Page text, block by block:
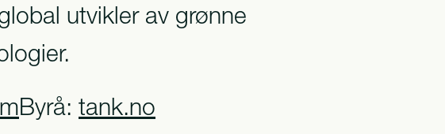
utvikler av grønne
Byrå: tank.no